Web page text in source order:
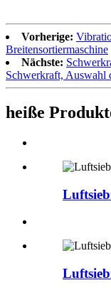
Vorherige:
Breitensortiermaschine
Nächste:
Schwerkraft, Auswahl
heiße